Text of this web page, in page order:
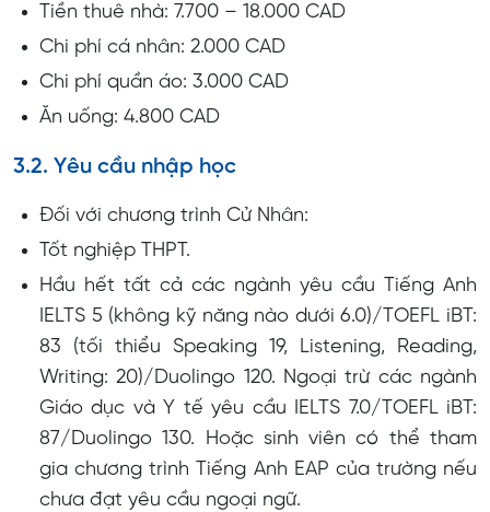
Tiền thuê nhà: 7.700 – 18.000 CAD
Chi phí cá nhân: 2.000 CAD
Chi phí quần áo: 3.000 CAD
Ăn uống: 4.800 CAD
3.2. Yêu cầu nhập học
Đối với chương trình Cử Nhân:
Tốt nghiệp THPT.
Hầu hết tất cả các ngành yêu cầu Tiếng Anh
IELTS 5 (không kỹ năng nào dưới 6.0)/TOEFL iBT:
83 (tối thiểu Speaking 19, Listening, Reading,
Writing: 20)/Duolingo 120. Ngoại trừ các ngành
Giáo dục và Y tế yêu cầu IELTS 7.0/TOEFL iBT:
87/Duolingo 130. Hoặc sinh viên có thể tham
gia chương trình Tiếng Anh EAP của trường nếu
chưa đạt yêu cầu ngoại ngữ.